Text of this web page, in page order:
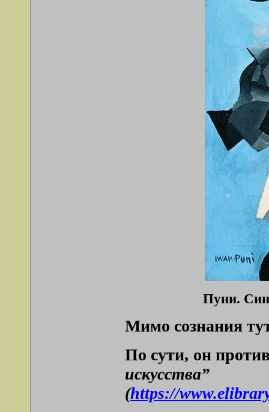
Пуни.
Мимо сознания
По сути, он
искусства”
(https://